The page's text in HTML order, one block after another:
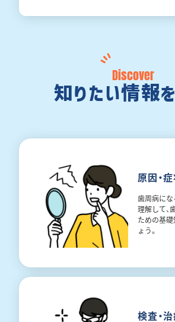
Discover
知りたい情報
原因・
歯周病に
理解して、
ための基
ょう。
検査・